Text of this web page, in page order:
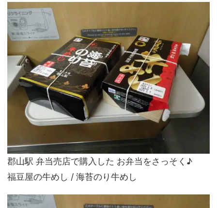
郡山駅 弁当売店で購入した お弁当をさっそく♪
福豆屋の牛めし / 海苔のり牛めし